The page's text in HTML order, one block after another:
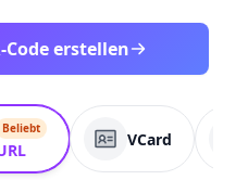
Code erstellen
Beliebt
VCard